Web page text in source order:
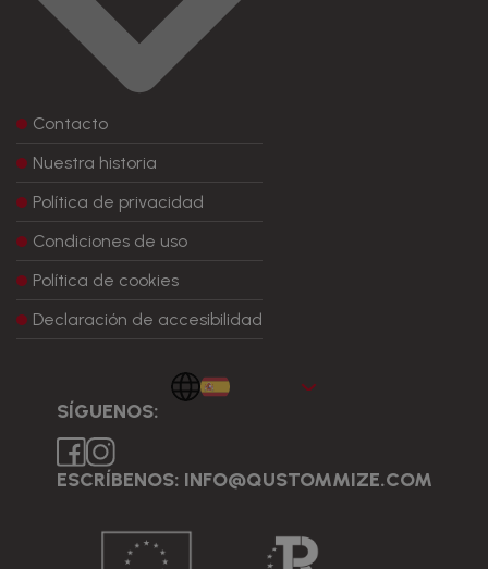
Contacto
Nuestra historia
Política de privacidad
Condiciones de uso
Política de cookies
Declaración de accesibilidad
SÍGUENOS:
ESCRÍBENOS: INFO@QUSTOMMIZE.COM